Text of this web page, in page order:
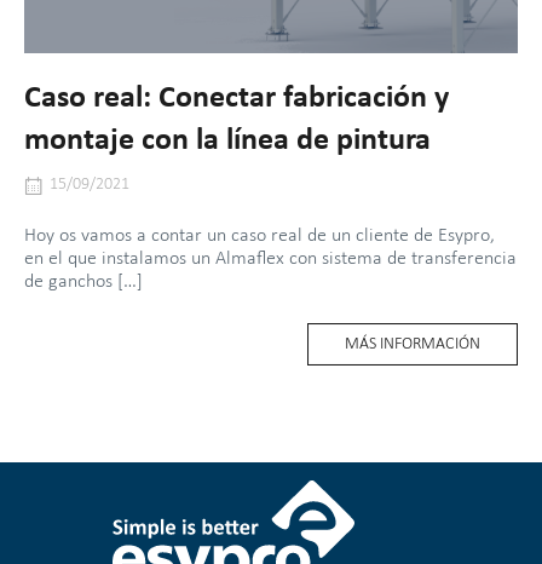
Caso real: Conectar fabricación y
montaje con la línea de pintura
15/09/2021
Hoy os vamos a contar un caso real de un cliente de Esypro,
en el que instalamos un Almaflex con sistema de transferencia
de ganchos […]
MÁS INFORMACIÓN